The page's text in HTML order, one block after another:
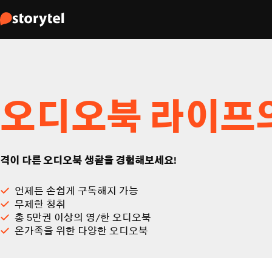
오디오북 라이프
격이 다른 오디오북 생활을 경험해보세요!
언제든 손쉽게 구독해지 가능
무제한 청취
총 5만권 이상의 영/한 오디오북
온가족을 위한 다양한 오디오북